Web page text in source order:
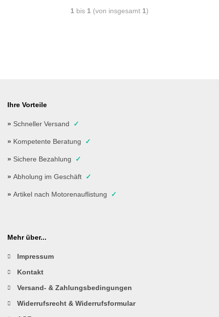
1 bis 1 (von insgesamt 1)
Ihre Vorteile
» Schneller Versand ✓
» Kompetente Beratung ✓
» Sichere Bezahlung ✓
» Abholung im Geschäft ✓
» Artikel nach Motorenauflistung ✓
Mehr über...
Impressum
Kontakt
Versand- & Zahlungsbedingungen
Widerrufsrecht & Widerrufsformular